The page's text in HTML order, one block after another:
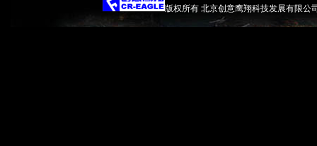
版权所有 北京创意鹰翔科技发展有限公